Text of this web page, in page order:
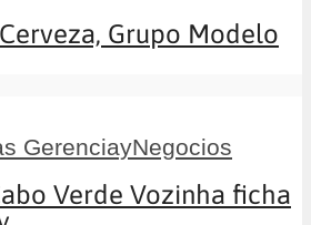
Grupo Modelo
GerenciayNegocios
Verde Vozinha ficha